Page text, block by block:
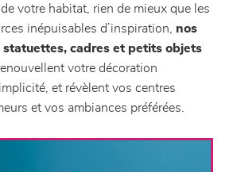
votre habitat, rien de mieux que les
inépuisables d’inspiration, nos
statuettes, cadres et petits objets
votre décoration
et révèlent vos centres
et vos ambiances préférées.